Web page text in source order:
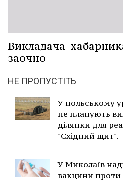
Викладача-
заочно
НЕ ПРОПУСТІТЬ
У польському
не планують
ділянки для
"Східний щит".
У Миколаїв
вакцини проти